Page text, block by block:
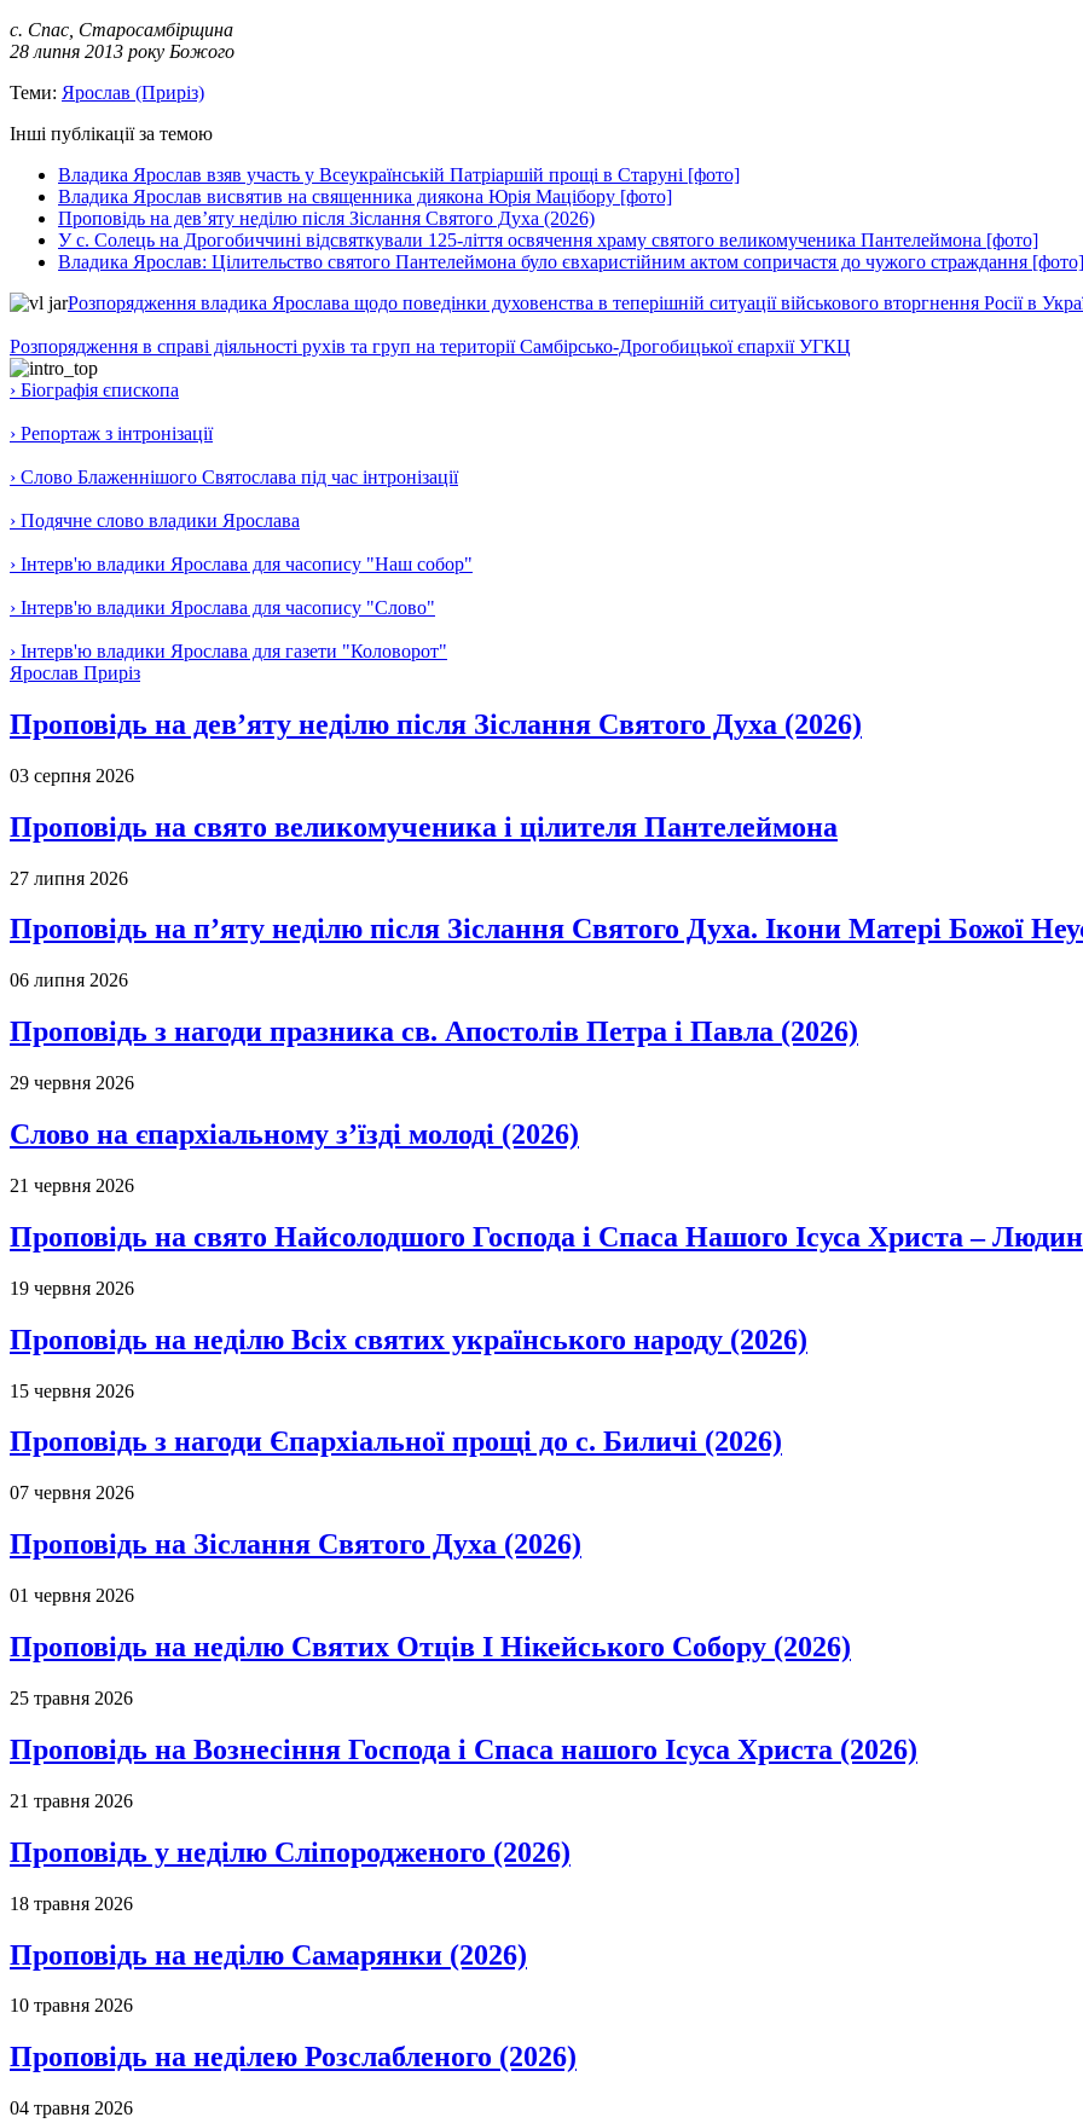
с. Спас, Старосамбірщина
28 липня 2013 року Божого
Теми: Ярослав (Приріз)
Інші публікації за темою
Владика Ярослав взяв участь у Всеукраїнській Патріаршій прощі в Старуні [фото]
Владика Ярослав висвятив на священника диякона Юрія Мацібору [фото]
Проповідь на дев’яту неділю після Зіслання Святого Духа (2026)
У с. Солець на Дрогобиччині відсвяткували 125-ліття освячення храму святого великомученика Пантелеймона [фото]
Владика Ярослав: Цілительство святого Пантелеймона було євхаристійним актом сопричастя до чужого страждання [фото]
Розпорядження владика Ярослава щодо поведінки духовенства в теперішній ситуації військового вторгнення Росії в
Розпорядження в справі діяльності рухів та груп на території Самбірсько-Дрогобицької єпархії УГКЦ
› Біографія єпископа
› Репортаж з інтронізації
› Слово Блаженнішого Святослава під час інтронізації
› Подячне слово владики Ярослава
› Інтерв'ю владики Ярослава для часопису "Наш собор"
› Інтерв'ю владики Ярослава для часопису "Слово"
› Інтерв'ю владики Ярослава для газети "Коловорот"
Ярослав Приріз
Проповідь на дев’яту неділю після Зіслання Святого Духа (2026)
03 серпня 2026
Проповідь на свято великомученика і цілителя Пантелеймона
27 липня 2026
Проповідь на п’яту неділю після Зіслання Святого Духа. Ікони Матері Божої
06 липня 2026
Проповідь з нагоди празника св. Апостолів Петра і Павла (2026)
29 червня 2026
Слово на єпархіальному з’їзді молоді (2026)
21 червня 2026
Проповідь на свято Найсолодшого Господа і Спаса Нашого Ісуса Христа –
19 червня 2026
Проповідь на неділю Всіх святих українського народу (2026)
15 червня 2026
Проповідь з нагоди Єпархіальної прощі до с. Биличі (2026)
07 червня 2026
Проповідь на Зіслання Святого Духа (2026)
01 червня 2026
Проповідь на неділю Святих Отців І Нікейського Собору (2026)
25 травня 2026
Проповідь на Вознесіння Господа і Спаса нашого Ісуса Христа (2026)
21 травня 2026
Проповідь у неділю Сліпородженого (2026)
18 травня 2026
Проповідь на неділю Самарянки (2026)
10 травня 2026
Проповідь на неділею Розслабленого (2026)
04 травня 2026